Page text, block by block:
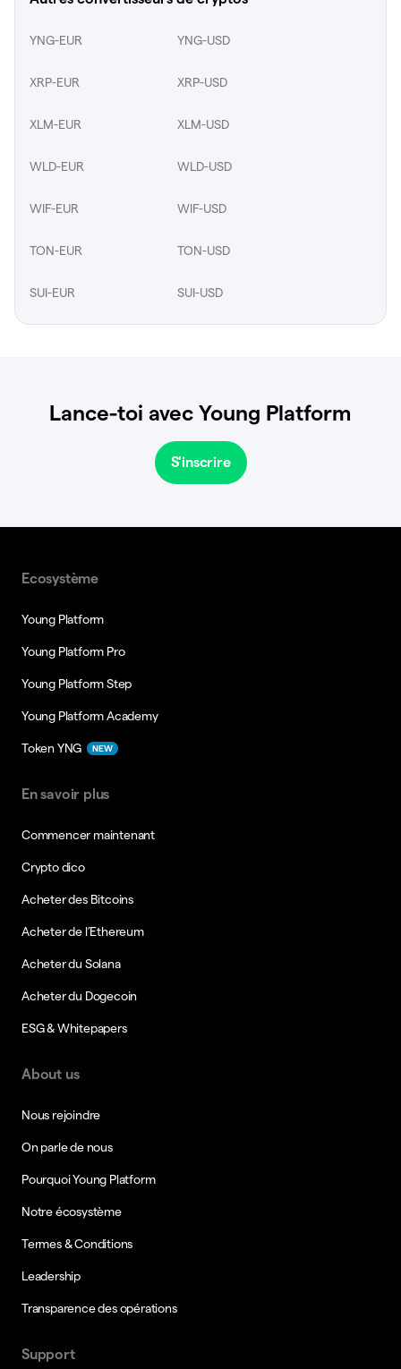
YNG-EUR YNG-USD
XRP-EUR XRP-USD
XLM-EUR XLM-USD
WLD-EUR WLD-USD
WIF-EUR WIF-USD
TON-EUR TON-USD
SUI-EUR SUI-USD
Lance-toi avec Young Platform
S'inscrire
Ecosystème
Young Platform
Young Platform Pro
Young Platform Step
Young Platform Academy
Token YNG NEW
En savoir plus
Commencer maintenant
Crypto dico
Acheter des Bitcoins
Acheter de l’Ethereum
Acheter du Solana
Acheter du Dogecoin
ESG & Whitepapers
About us
Nous rejoindre
On parle de nous
Pourquoi Young Platform
Notre écosystème
Termes & Conditions
Leadership
Transparence des opérations
Support